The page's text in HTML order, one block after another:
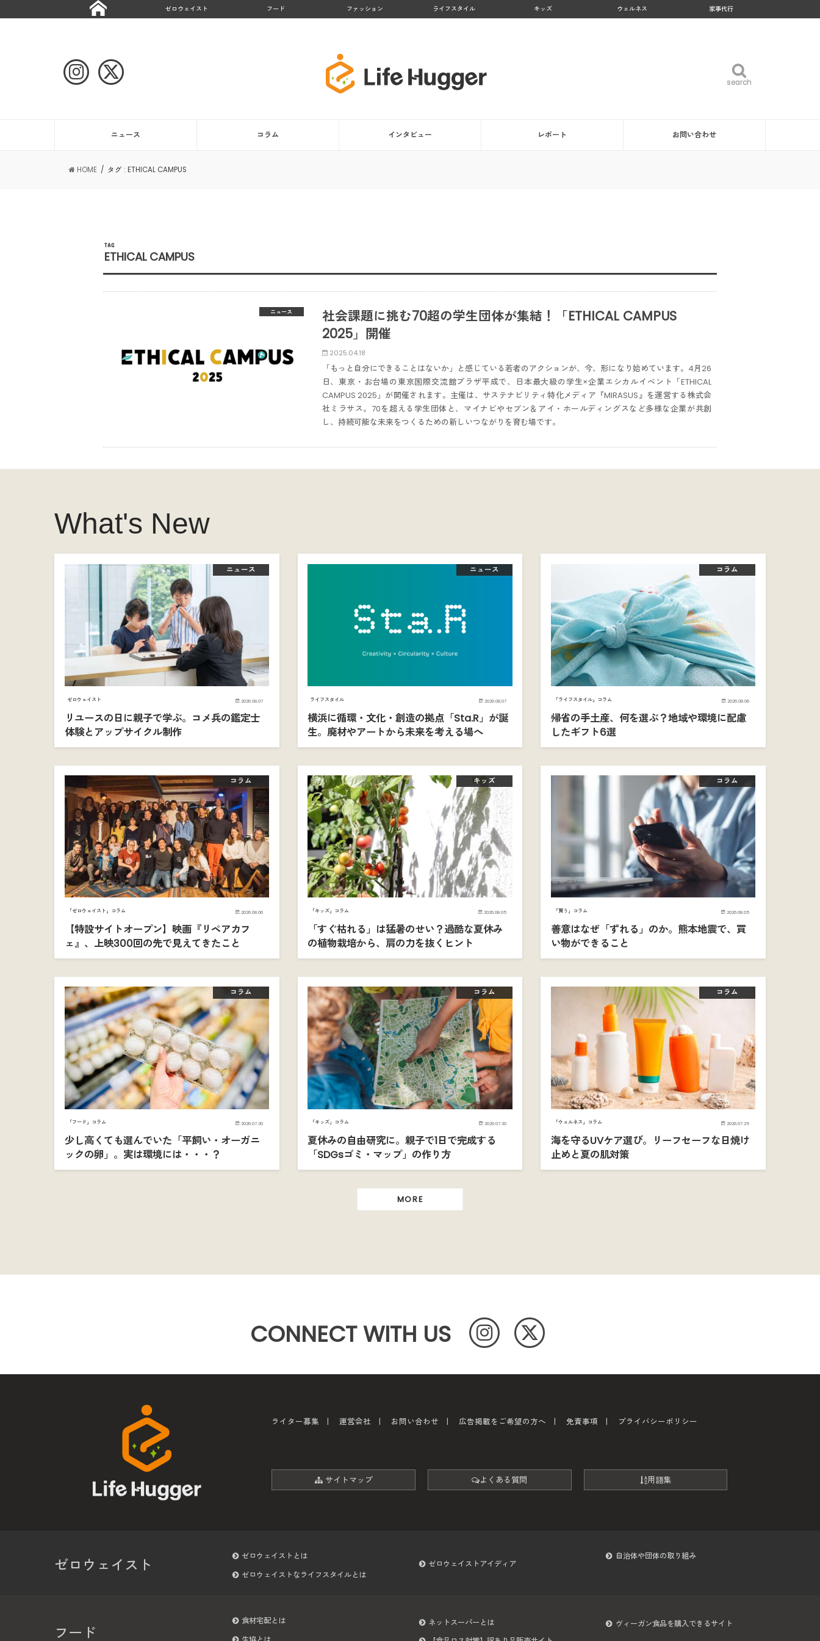
ゼロウェイスト フード ファッション ライフスタイル キッズ ウェルネス 家事代行
search
search
ニュース コラム インタビュー レポート お問い合わせ
HOME タグ : ETHICAL CAMPUS
TAG
ETHICAL CAMPUS
ニュース
社会課題に挑む70超の学生団体が集結！「ETHICAL CAMPUS
2025」開催
2025.04.18
「もっと自分にできることはないか」と感じている若者のアクションが、今、形になり始めています。4月26
日、東京・お台場の東京国際交流館プラザ平成で、日本最大級の学生×企業エシカルイベント「ETHICAL
CAMPUS 2025」が開催されます。主催は、サステナビリティ特化メディア『MIRASUS』を運営する株式会
社ミラサス。70を超える学生団体と、マイナビやセブン＆アイ・ホールディングスなど多様な企業が共創
し、持続可能な未来をつくるための新しいつながりを育む場です。
What's New
ニュース
ゼロウェイスト 2026.08.07
リユースの日に親子で学ぶ。コメ兵の鑑定士
体験とアップサイクル制作
ニュース
ライフスタイル 2026.08.07
横浜に循環・文化・創造の拠点「Sta.R」が誕
生。廃材やアートから未来を考える場へ
コラム
「ライフスタイル」コラム 2026.08.06
帰省の手土産、何を選ぶ？地域や環境に配慮
したギフト6選
コラム
「ゼロウェイスト」コラム 2026.08.06
【特設サイトオープン】映画『リペアカフ
ェ』、上映300回の先で見えてきたこと
キッズ
「キッズ」コラム 2026.08.05
「すぐ枯れる」は猛暑のせい？過酷な夏休み
の植物栽培から、肩の力を抜くヒント
コラム
「買う」コラム 2026.08.05
善意はなぜ「ずれる」のか。熊本地震で、買
い物ができること
コラム
「フード」コラム 2026.07.30
少し高くても選んでいた「平飼い・オーガニ
ックの卵」。実は環境には・・・？
コラム
「キッズ」コラム 2026.07.30
夏休みの自由研究に。親子で1日で完成する
「SDGsゴミ・マップ」の作り方
コラム
「ウェルネス」コラム 2026.07.25
海を守るUVケア選び。リーフセーフな日焼け
止めと夏の肌対策
MORE
CONNECT WITH US
ライター募集 運営会社 お問い合わせ 広告掲載をご希望の方へ 免責事項 プライバシーポリシー
サイトマップ よくある質問 用語集
ゼロウェイスト
ゼロウェイストとは
ゼロウェイストなライフスタイルとは
ゼロウェイストアイディア
自治体や団体の取り組み
フード
食材宅配とは
ネットスーパーとは
ヴィーガン食品を購入できるサイト